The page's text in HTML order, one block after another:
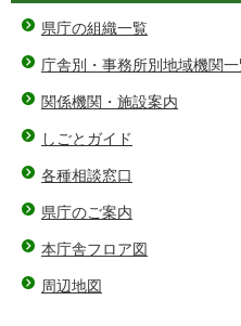
県庁の組織一覧
庁舎別・事務所別地域機関
関係機関・施設案内
しごとガイド
各種相談窓口
県庁のご案内
本庁舎フロア図
周辺地図